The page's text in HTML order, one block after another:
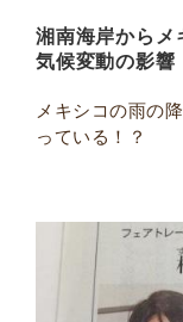
湘南海岸から
気候変動の影響
メキシコの雨の
っている！？